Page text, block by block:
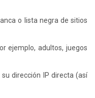
o lista negra de sitios
ejemplo, adultos, juegos
dirección IP directa (así